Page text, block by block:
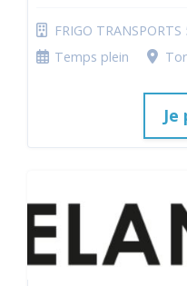
FRIGO TRANSPORTS
Temps plein
Je